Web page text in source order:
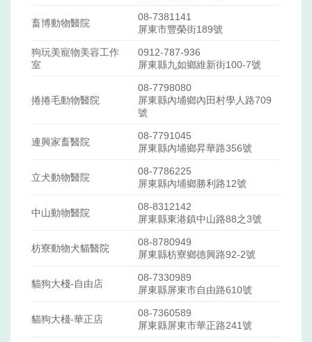
畜博動物醫院
08-7381141
屏東市豐榮街189號
狗玩美寵物美容工作
室
0912-787-936
屏東縣九如鄉維新街100-7號
捲捲毛動物醫院
08-7798080
屏東縣內埔鄉內田村學人路709
號
連興家畜醫院
08-7791045
屏東縣內埔鄉昇華路356號
立犬動物醫院
08-7786225
屏東縣內埔鄉勝利路12號
中山動物醫院
08-8312142
屏東縣東港鎮中山路88之3號
枋寮動物犬貓醫院
08-8780949
屏東縣枋寮鄉德興路92-2號
貓狗大棧-自由店
08-7330989
屏東縣屏東市自由路610號
貓狗大棧-華正店
08-7360589
屏東縣屏東市華正路241號